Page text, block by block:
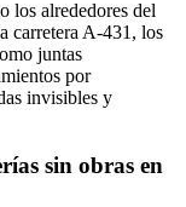
los alrededores del
carretera A-431, los
juntas
por
invisibles y
sin obras en